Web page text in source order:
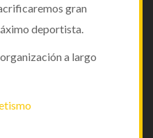
gran
deportista.
a largo